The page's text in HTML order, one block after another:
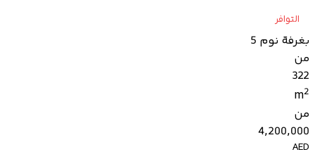
التوافر
بغرفة نوم 5
من
322
m2
من
4,200,000
AED